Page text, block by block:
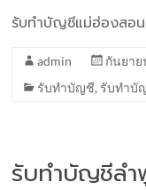
รับทำบัญชีแม่ฮ่องสอ
admin
กันยาย
รับทำบัญชี, รับทำบั
รับทำบัญชีล